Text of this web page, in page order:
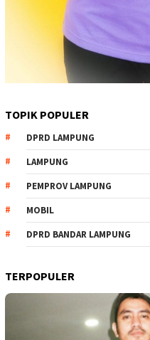
TOPIK POPULER
DPRD LAMPUNG
LAMPUNG
PEMPROV LAMPUNG
MOBIL
DPRD BANDAR LAMPUNG
TERPOPULER